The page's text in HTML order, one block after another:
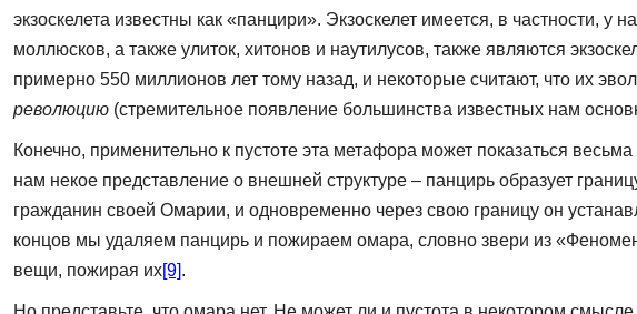
экзоскелета известны как «панцири». Экзоскелет имеется, в частности,
моллюсков, а также улиток, хитонов и наутилусов, также являются
примерно 550 миллионов лет тому назад, и некоторые считают, что их
революцию (стремительное появление большинства известных нам
Конечно, применительно к пустоте эта метафора может показаться
нам некое представление о внешней структуре – панцирь образует
гражданин своей Омарии, и одновременно через свою границу он
концов мы удаляем панцирь и пожираем омара, словно звери из
вещи, пожирая их[9].